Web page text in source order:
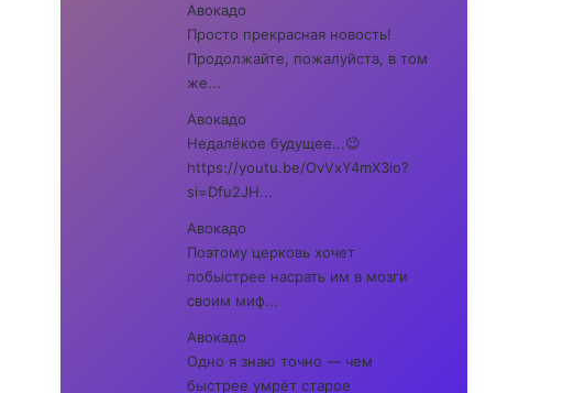
Авокадо
Просто прекрасная новость!
Продолжайте, пожалуйста, в том
же...
Авокадо
Недалёкое будущее...😉
https://youtu.be/OvVxY4mX3io?
si=Dfu2JH...
Авокадо
Поэтому церковь хочет
побыстрее насрать им в мозги
своим миф...
Авокадо
Одно я знаю точно — чем
быстрее умрёт старое